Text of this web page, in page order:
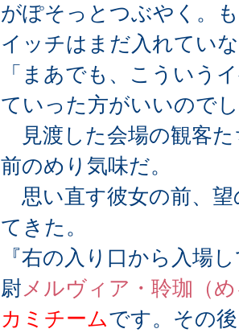
がぽそっとつぶやく。
イッチはまだ入れてい
「まあでも、こういう
ていった方がいいので
見渡した会場の観客
前のめり気味だ。
思い直す彼女の前、望
てきた。
『右の入り口から入場
尉 メルヴィア・聆珈（
カミチームです。その